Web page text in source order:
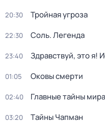
20:30 Тройная угроза
22:30 Соль. Легенда
23:40 Здравствуй, это я!
01:05 Оковы смерти
02:40 Главные тайны мира
03:20 Тaйны Чапман